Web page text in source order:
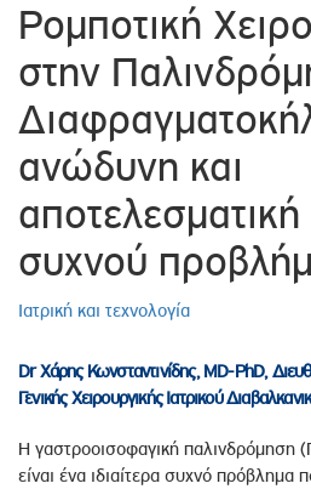
Ρομποτική
στην
ανώδυνη και
συχνού
Ιατρική και τεχνολογία
Dr Χάρης Κωνσταντινίδης, MD-PhD,
Γενικής Χειρουργικής Ιατρικού
Η γαστροοισοφαγική παλινδρόμηση
είναι ένα ιδιαίτερα συχνό